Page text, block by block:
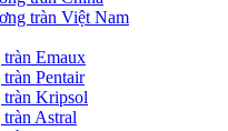
tràn Việt Nam
Emaux
Pentair
Kripsol
Astral